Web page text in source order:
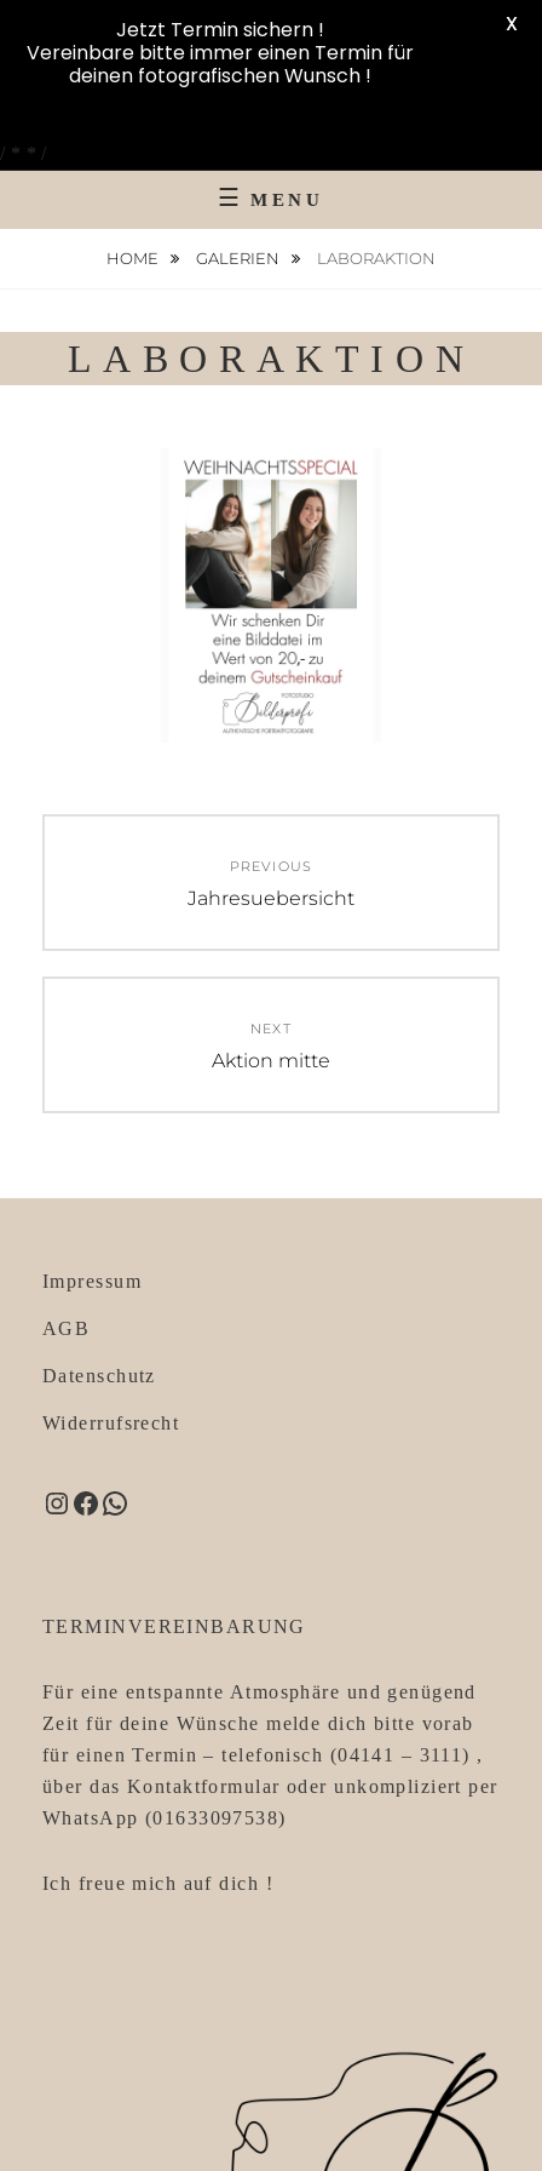
to
content
/**/
MENU
HOME GALERIEN LABORAKTION
LABORAKTION
Navigation
PREVIOUS
Previous
Jahresuebersicht
NEXT
Next
Aktion mitte
Impressum
AGB
Datenschutz
Widerrufsrecht
Instagram
Facebook
WhatsApp
TERMINVEREINBARUNG
Für eine entspannte Atmosphäre und genügend
Zeit für deine Wünsche melde dich bitte vorab
für einen Termin – telefonisch (04141 – 3111) ,
über das Kontaktformular oder unkompliziert per
WhatsApp (01633097538)
Ich freue mich auf dich !
Jetzt Termin sichern !
Vereinbare bitte immer einen Termin für
deinen fotografischen Wunsch !
X